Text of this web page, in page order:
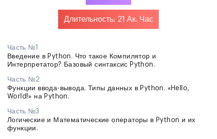
Длительность: 21 Ак. Час
Часть №1
Введение в Python. Что такое Компилятор и
Интерпретатор? Базовый синтаксис Python.
Часть №2
Функции ввода-вывода. Типы данных в Python. «Hello,
World!» на Python.
Часть №3
Логические и Математические операторы в Python и их
функции.